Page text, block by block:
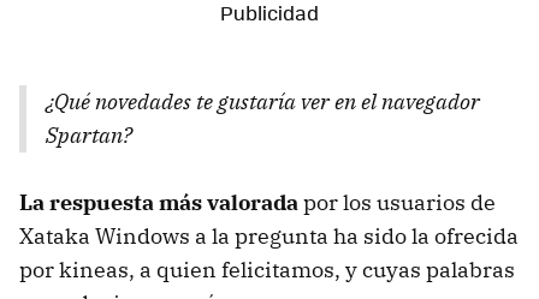
¿Qué novedades te gustaría ver en el navegador
Spartan?
La respuesta más valoradapor los usuarios de
Xataka Windows a la pregunta ha sido la ofrecida
por kineas, a quien felicitamos, y cuyas palabras